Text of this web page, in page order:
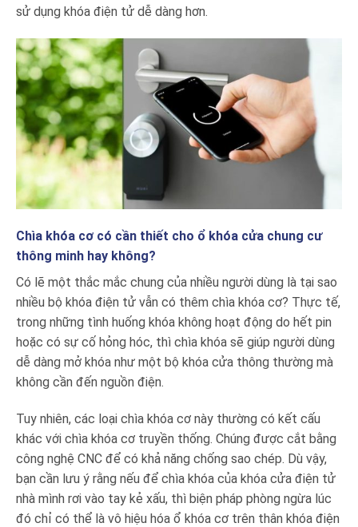
sử dụng khóa điện tử dễ dàng hơn.
Chìa khóa cơ có cần thiết cho ổ khóa cửa chung cư
thông minh hay không?
Có lẽ một thắc mắc chung của nhiều người dùng là tại sao
nhiều bộ khóa điện tử vẫn có thêm chìa khóa cơ? Thực tế,
trong những tình huống khóa không hoạt động do hết pin
hoặc có sự cố hỏng hóc, thì chìa khóa sẽ giúp người dùng
dễ dàng mở khóa như một bộ khóa cửa thông thường mà
không cần đến nguồn điện.
Tuy nhiên, các loại chìa khóa cơ này thường có kết cấu
khác với chìa khóa cơ truyền thống. Chúng được cắt bằng
công nghệ CNC để có khả năng chống sao chép. Dù vậy,
bạn cần lưu ý rằng nếu để chìa khóa của khóa cửa điện tử
nhà mình rơi vào tay kẻ xấu, thì biện pháp phòng ngừa lúc
đó chỉ có thể là vô hiệu hóa ổ khóa cơ trên thân khóa điện